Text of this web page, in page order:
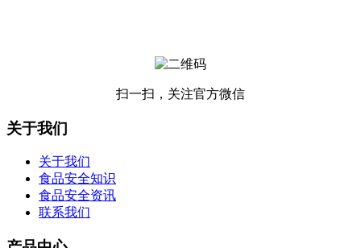
扫一扫，关注官方微信
关于我们
关于我们
食品安全知识
食品安全资讯
联系我们